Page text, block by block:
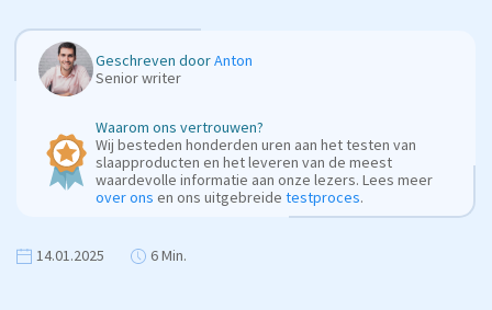
Geschreven doorAnton
Senior writer
Waarom ons vertrouwen?
Wij besteden honderden uren aan het testen van
slaapproducten en het leveren van de meest
waardevolle informatie aan onze lezers. Lees meer
over ons en ons uitgebreide testproces.
14.01.2025 6 Min.